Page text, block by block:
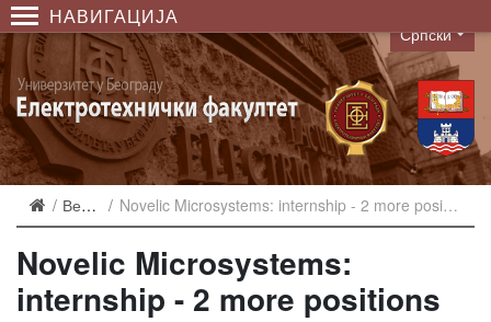
НАВИГАЦИЈА
Language
Српски
Вести Novelic Microsystems: internship - 2 more positions
Novelic Microsystems:
internship - 2 more positions